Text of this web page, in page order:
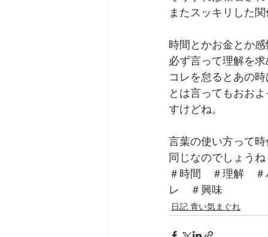
またスッキリした
時間とかお金とか
必ず言って理解を
コレを怠るとあの
とは言ってもおお
すけどね。
言葉の使い方って
同じなのでしょう
＃時間　＃理解　
レ　＃興味
日記 青い気まぐれ